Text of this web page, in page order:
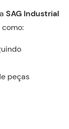
SAG Industrial
peças